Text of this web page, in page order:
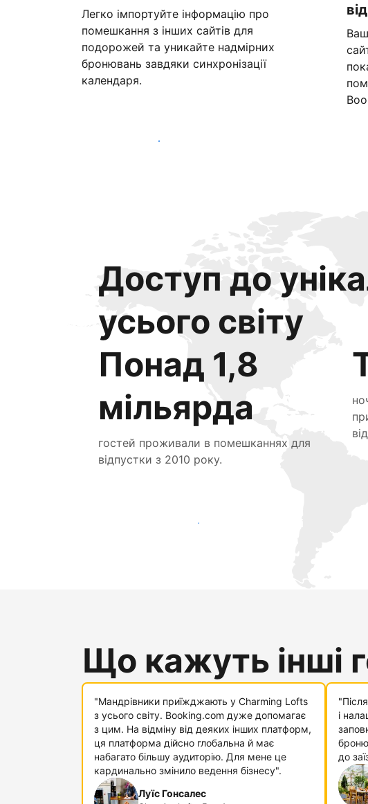
Легко імпортуйте інформацію про
помешкання з інших сайтів для
подорожей та уникайте надмірних
бронювань завдяки синхронізації
календаря.
Розпочати вже сьогодні
Доступ до
усього світу
Понад 1,8
мільярда
гостей проживали в помешканнях для
відпустки з 2010 року.
Привабити нових гостей вже сьогодні
Що кажуть інші
"Мандрівники приїжджають у Charming Lofts
з усього світу. Booking.com дуже допомагає
з цим. На відміну від деяких інших платформ,
ця платформа дійсно глобальна й має
набагато більшу аудиторію. Для мене це
кардинально змінило ведення бізнесу".
Луїс Гонсалес
і
до